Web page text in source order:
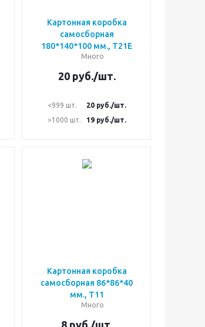
Картонная коробка
самосборная
180*140*100 мм., Т21Е
Много
20руб./шт.
<999 шт. 20руб./шт.
>1000 шт.
19руб./шт.
Картонная коробка
самосборная 86*86*40
мм., Т11
Много
8руб. /шт.